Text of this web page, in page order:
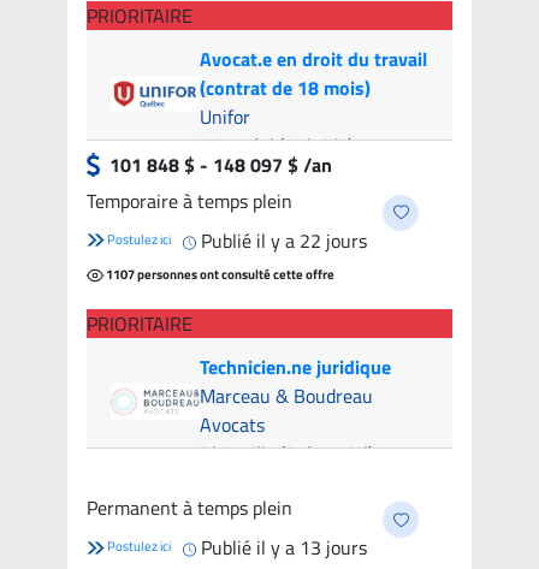
PRIORITAIRE
Avocat.e en droit du travail
(contrat de 18 mois)
Unifor
Montréal (Hybride)- 8
candidats
101 848 $ - 148 097 $ /an
Temporaire à temps plein
Postulez ici Publié il y a 22 jours
1107 personnes ont consulté cette offre
PRIORITAIRE
Technicien.ne juridique
Marceau & Boudreau
Avocats
Blainville (Présentiel)- 6
Permanent à temps plein
Postulez ici Publié il y a 13 jours